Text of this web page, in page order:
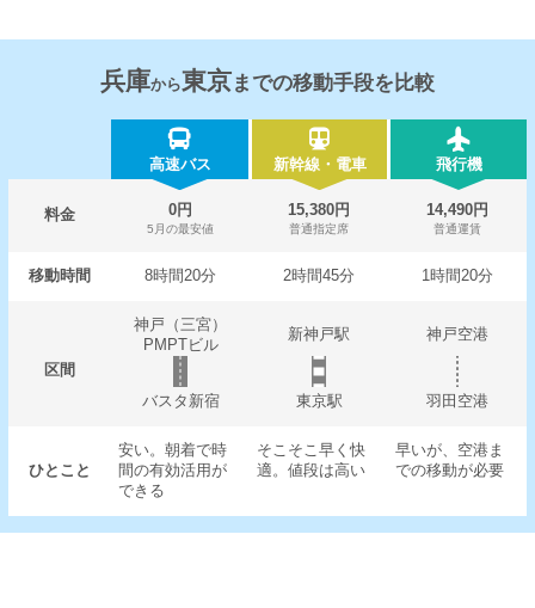
兵庫から東京までの移動手段を比較
高速バス 新幹線・電車 飛行機
料金 0円
5月の最安値
15,380円
普通指定席
14,490円
普通運賃
移動時間 8時間20分 2時間45分 1時間20分
区間
神戸（三宮）
PMPTビル
新神戸駅 神戸空港
バスタ新宿 東京駅 羽田空港
ひとこと
安い。朝着で時
間の有効活用が
できる
そこそこ早く快
適。値段は高い
早いが、空港ま
での移動が必要